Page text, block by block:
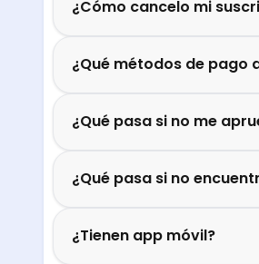
¿Cómo cancelo mi
¿Qué métodos de pago
¿Qué pasa si no me
¿Qué pasa si no
¿Tienen app móvil?